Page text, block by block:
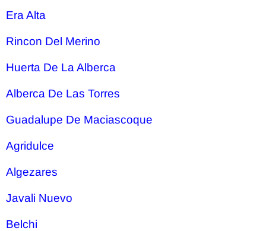
Era Alta
Rincon Del Merino
Huerta De La Alberca
Alberca De Las Torres
Guadalupe De Maciascoque
Agridulce
Algezares
Javali Nuevo
Belchi